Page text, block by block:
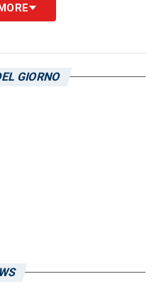
e prospettive
chiaro anche al
per impegni
GIORNO